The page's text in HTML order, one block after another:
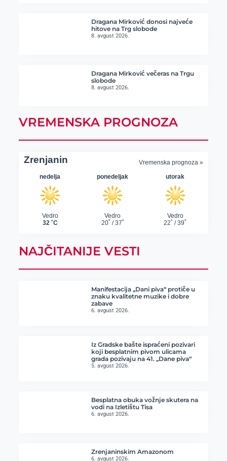
Dragana Mirković donosi najveće
hitove na Trg slobode
8. avgust 2026.
Dragana Mirković večeras na Trgu
slobode
8. avgust 2026.
VREMENSKA PROGNOZA
NAJČITANIJE VESTI
Manifestacija „Dani piva“ protiče u
znaku kvalitetne muzike i dobre
zabave
6. avgust 2026.
Iz Gradske bašte ispraćeni pozivari
koji besplatnim pivom ulicama
grada pozivaju na 41. „Dane piva“
5. avgust 2026.
Besplatna obuka vožnje skutera na
vodi na Izletištu Tisa
6. avgust 2026.
Zrenjaninskim Amazonom
6. avgust 2026.